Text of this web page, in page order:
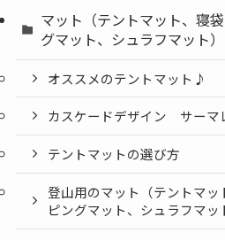
マット（テントマット、寝
グマット、シュラフマット）
オススメのテントマット♪
カスケードデザイン サーマ
テントマットの選び方
登山用のマット（テントマ
ピングマット、シュラフマッ